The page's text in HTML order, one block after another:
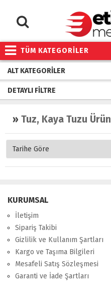
TÜM KATEGORİLER
ALT KATEGORILER
DETAYLI FILTRE
» Tuz, Kaya Tuzu
KURUMSAL
İletişim
Sipariş Takibi
Gizlilik ve Kullanım Şartları
Kargo ve Taşıma Bilgileri
Mesafeli Satış Sözleşmesi
Garanti ve İade Şartları